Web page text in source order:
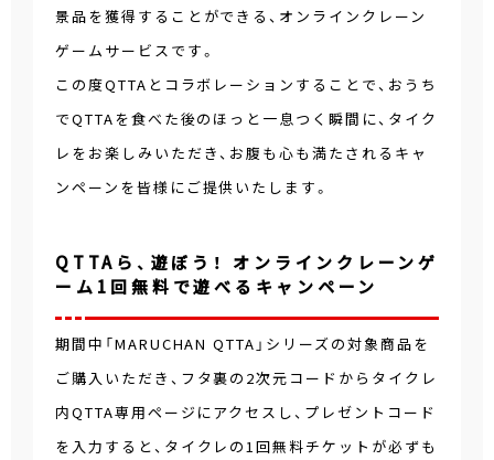
景品を獲得することができる、オンラインクレーン
ゲームサービスです。
この度QTTAとコラボレーションすることで、おうち
でQTTAを食べた後のほっと一息つく瞬間に、タイク
レをお楽しみいただき、お腹も心も満たされるキャ
ンペーンを皆様にご提供いたします。
QTTAら、遊ぼう！ オンラインクレーンゲ
ーム1回無料で遊べるキャンペーン
期間中「MARUCHAN QTTA」シリーズの対象商品を
ご購入いただき、フタ裏の2次元コードからタイクレ
内QTTA専用ページにアクセスし、プレゼントコード
を入力すると、タイクレの1回無料チケットが必ずも